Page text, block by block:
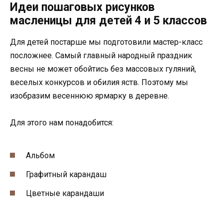
Идеи пошаговых рисунков
масленицы для детей 4 и 5 классов
Для детей постарше мы подготовили мастер-класс
посложнее. Самый главный народный праздник
весны не может обойтись без массовых гуляний,
веселых конкурсов и обилия яств. Поэтому мы
изобразим весеннюю ярмарку в деревне.
Для этого нам понадобится:
Альбом
Графитный карандаш
Цветные карандаши